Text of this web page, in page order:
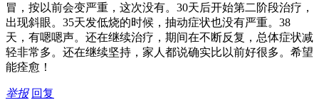
冒，按以前会变严重，这次没有。30天后开始第二阶段治疗，
出现斜眼。35天发低烧的时候，抽动症状也没有严重。38
天，有嗯嗯声。还在继续治疗，期间在不断反复，总体症状减
轻非常多。还在继续坚持，家人都说确实比以前好很多。希望
能痊愈！
举报 回复